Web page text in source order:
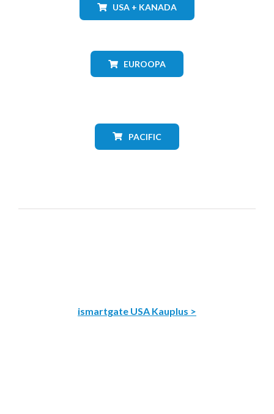
USA + KANADA
EUROOPA
PACIFIC
ismartgate USA Kauplus >